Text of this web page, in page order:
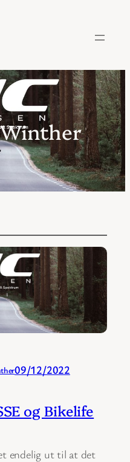
09/12/2022
og Bikelife
endelig ut til at det